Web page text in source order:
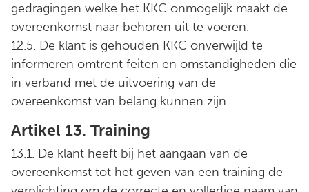
gedragingen welke het KKC onmogelijk maakt de
overeenkomst naar behoren uit te voeren.
12.5. De klant is gehouden KKC onverwijld te
informeren omtrent feiten en omstandigheden die
in verband met de uitvoering van de
overeenkomst van belang kunnen zijn.
Artikel 13. Training
13.1. De klant heeft bij het aangaan van de
overeenkomst tot het geven van een training de